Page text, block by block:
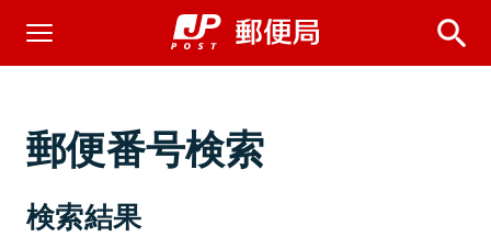
郵便番号検索
検索結果